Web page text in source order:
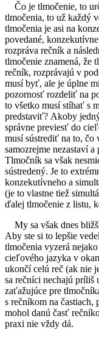
Čo je tlmočenie, to
tlmočenia, to už každý
tlmočenia je asi na
povedané,
rozpráva rečník a
tlmočenie znamená, že
rečník, rozprávajú v
musí byť, ale je úplne
pozornosť rozdeliť na
to všetko musí stíhať s
predstaviť? Akoby
správne previesť do
musí sústrediť na to, čo
samozrejme nezastaví
Tlmočník sa však
sústredený. Je to
konzekutívneho a
(je to vlastne tiež
ďalej tlmočenie z listu,
My sa však dnes
Aby ste si to lepšie
tlmočenia vyzerá
cieľového jazyka v
ukončí celú reč (ak nie
sa rečníci nechajú
zaťažujúce pre
s rečníkom na
mohol danú časť
praxi nie vždy dá.